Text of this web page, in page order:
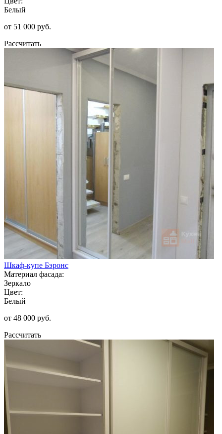
Белый
от 51 000 руб.
Рассчитать
Шкаф-купе Бэронс
Материал фасада:
Зеркало
Цвет:
Белый
от 48 000 руб.
Рассчитать